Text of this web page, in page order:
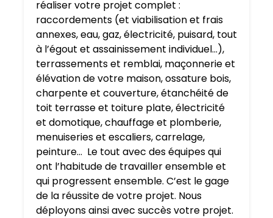
réaliser votre projet complet :
raccordements (et viabilisation et frais
annexes, eau, gaz, électricité, puisard, tout
à l’égout et assainissement individuel…),
terrassements et remblai, maçonnerie et
élévation de votre maison, ossature bois,
charpente et couverture, étanchéité de
toit terrasse et toiture plate, électricité
et domotique, chauffage et plomberie,
menuiseries et escaliers, carrelage,
peinture… Le tout avec des équipes qui
ont l’habitude de travailler ensemble et
qui progressent ensemble. C’est le gage
de la réussite de votre projet. Nous
déployons ainsi avec succès votre projet.